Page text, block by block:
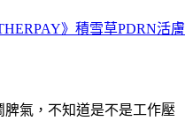
》積雪草PDRN活膚
氣，不知道是不是工作壓